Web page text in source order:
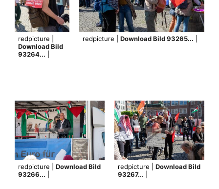
redpicture |
Download Bild
93264...
redpicture | Download Bild 93265...
redpicture | Download Bild
93266...
redpicture | Download Bild
93267...